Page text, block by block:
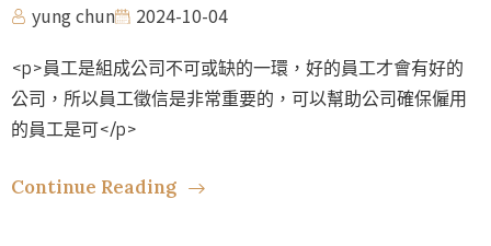
yung chun 2024-10-04
<p>員工是組成公司不可或缺的一環，好的員工才會有好的
公司，所以員工徵信是非常重要的，可以幫助公司確保僱用
的員工是可</p>
Continue Reading